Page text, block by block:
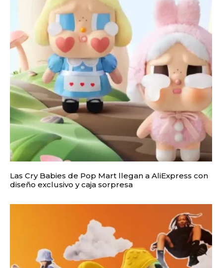
Las Cry Babies de Pop Mart llegan a AliExpress con
diseño exclusivo y caja sorpresa